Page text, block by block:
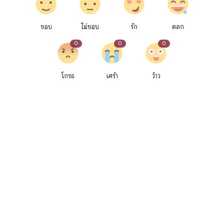
ชอบ ไม่ชอบ รัก ตลก
โกรธ
0
เศร้า
0
ว้าว
0